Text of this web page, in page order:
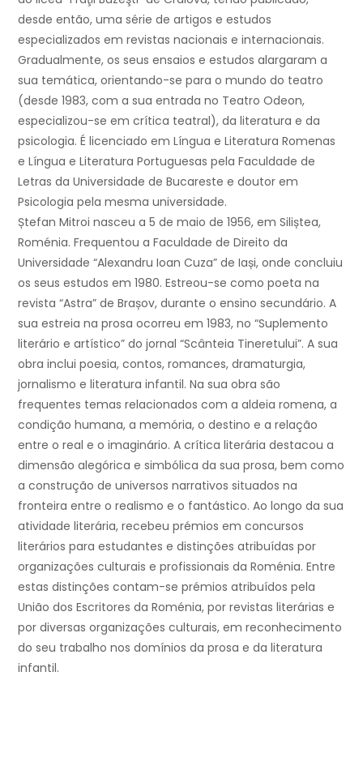
desde então, uma série de artigos e estudos
especializados em revistas nacionais e internacionais.
Gradualmente, os seus ensaios e estudos alargaram a
sua temática, orientando-se para o mundo do teatro
(desde 1983, com a sua entrada no Teatro Odeon,
especializou-se em crítica teatral), da literatura e da
psicologia. É licenciado em Língua e Literatura Romenas
e Língua e Literatura Portuguesas pela Faculdade de
Letras da Universidade de Bucareste e doutor em
Psicologia pela mesma universidade.
Ștefan Mitroi nasceu a 5 de maio de 1956, em Siliștea,
Roménia. Frequentou a Faculdade de Direito da
Universidade “Alexandru Ioan Cuza” de Iași, onde concluiu
os seus estudos em 1980. Estreou-se como poeta na
revista “Astra” de Brașov, durante o ensino secundário. A
sua estreia na prosa ocorreu em 1983, no “Suplemento
literário e artístico” do jornal “Scânteia Tineretului”. A sua
obra inclui poesia, contos, romances, dramaturgia,
jornalismo e literatura infantil. Na sua obra são
frequentes temas relacionados com a aldeia romena, a
condição humana, a memória, o destino e a relação
entre o real e o imaginário. A crítica literária destacou a
dimensão alegórica e simbólica da sua prosa, bem como
a construção de universos narrativos situados na
fronteira entre o realismo e o fantástico. Ao longo da sua
atividade literária, recebeu prémios em concursos
literários para estudantes e distinções atribuídas por
organizações culturais e profissionais da Roménia. Entre
estas distinções contam-se prémios atribuídos pela
União dos Escritores da Roménia, por revistas literárias e
por diversas organizações culturais, em reconhecimento
do seu trabalho nos domínios da prosa e da literatura
infantil.